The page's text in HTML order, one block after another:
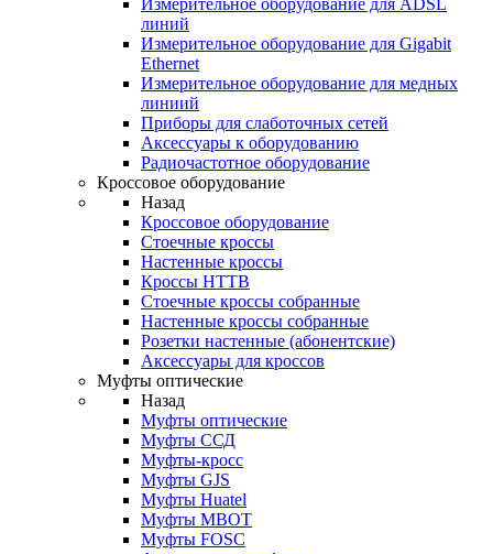
Измерительное оборудование для ADSL
линий
Измерительное оборудование для Gigabit
Ethernet
Измерительное оборудование для медных
линиий
Приборы для слаботочных сетей
Аксессуары к оборудованию
Радиочастотное оборудование
Кроссовое оборудование
Назад
Кроссовое оборудование
Стоечные кроссы
Настенные кроссы
Кроссы HTTB
Стоечные кроссы собранные
Настенные кроссы собранные
Розетки настенные (абонентские)
Аксессуары для кроссов
Муфты оптические
Назад
Муфты оптические
Муфты ССД
Муфты-кросс
Муфты GJS
Муфты Huatel
Муфты МВОТ
Муфты FOSC